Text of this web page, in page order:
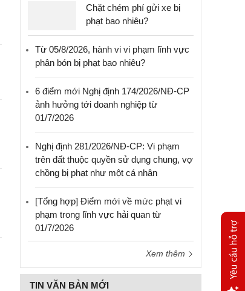
Chặt chém phí gửi xe bị
phạt bao nhiêu?
Từ 05/8/2026, hành vi vi phạm lĩnh vực
phân bón bị phạt bao nhiêu?
6 điểm mới Nghị định 174/2026/NĐ-CP
ảnh hưởng tới doanh nghiệp từ
01/7/2026
Nghị định 281/2026/NĐ-CP: Vi phạm
trên đất thuộc quyền sử dụng chung, vợ
chồng bị phạt như một cá nhân
[Tổng hợp] Điểm mới về mức phạt vi
phạm trong lĩnh vực hải quan từ
01/7/2026
Xem thêm
TIN VĂN BẢN MỚI